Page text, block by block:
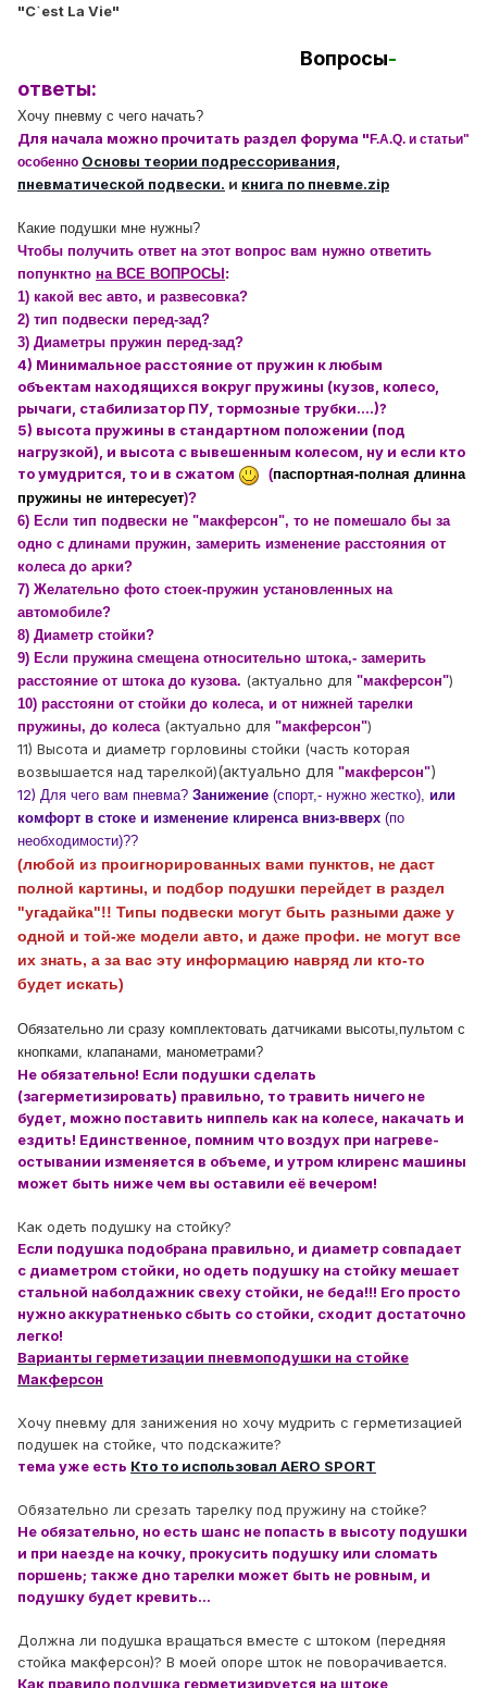
"C`est La Vie"
Вопросы-
ответы:
Хочу пневму с чего начать?
Для начала можно прочитать раздел форума " F.A.Q. и статьи"
особенно Основы теории подрессоривания,
пневматической подвески. и книга по пневме.zip
Какие подушки мне нужны?
Чтобы получить ответ на этот вопрос вам нужно ответить
попунктно на ВСЕ ВОПРОСЫ :
1) какой вес авто, и развесовка?
2) тип подвески перед-зад?
3) Диаметры пружин перед-зад?
4) Минимальное расстояние от пружин к любым
объектам находящихся вокруг пружины (кузов, колесо,
рычаги, стабилизатор ПУ, тормозные трубки....)?
5) высота пружины в стандартном положении (под
нагрузкой), и высота с вывешенным колесом, ну и если кто
то умудрится, то и в сжатом
(паспортная-полная длинна
пружины не интересует)?
6) Если тип подвески не "макферсон", то не помешало бы за
одно с длинами пружин, замерить изменение расстояния от
колеса до арки?
7) Желательно фото стоек-пружин установленных на
автомобиле?
8) Диаметр стойки?
9) Если пружина смещена относительно штока,- замерить
расстояние от штока до кузова. (актуально для "макферсон")
10) расстояни от стойки до колеса, и от нижней тарелки
пружины, до колеса (актуально для "макферсон")
11) Высота и диаметр горловины стойки (часть которая
возвышается над тарелкой)(актуально для "макферсон")
12) Для чего вам пневма? Занижение (спорт,- нужно жестко), или
комфорт в стоке и изменение клиренса вниз-вверх (по
необходимости)??
(любой из проигнорированных вами пунктов, не даст
полной картины, и подбор подушки перейдет в раздел
"угадайка"!! Типы подвески могут быть разными даже у
одной и той-же модели авто, и даже профи. не могут все
их знать, а за вас эту информацию навряд ли кто-то
будет искать)
Обязательно ли сразу комплектовать датчиками высоты,пультом с
кнопками, клапанами, манометрами?
Не обязательно! Если подушки сделать
(загерметизировать) правильно, то травить ничего не
будет, можно поставить ниппель как на колесе, накачать и
ездить! Единственное, помним что воздух при нагреве-
остывании изменяется в объеме, и утром клиренс машины
может быть ниже чем вы оставили её вечером!
Как одеть подушку на стойку?
Если подушка подобрана правильно, и диаметр совпадает
с диаметром стойки, но одеть подушку на стойку мешает
стальной наболдажник свеху стойки, не беда!!! Его просто
нужно аккуратненько сбыть со стойки, сходит достаточно
легко!
Варианты герметизации пневмоподушки на стойке
Макферсон
Хочу пневму для занижения но хочу мудрить с герметизацией
подушек на стойке, что подскажите?
тема уже есть Кто то использовал AERO SPORT
Обязательно ли срезать тарелку под пружину на стойке?
Не обязательно, но есть шанс не попасть в высоту подушки
и при наезде на кочку, прокусить подушку или сломать
поршень; также дно тарелки может быть не ровным, и
подушку будет кревить...
Должна ли подушка вращаться вместе с штоком (передняя
стойка макферсон)? В моей опоре шток не поворачивается.
Как правило подушка герметизируется на штоке